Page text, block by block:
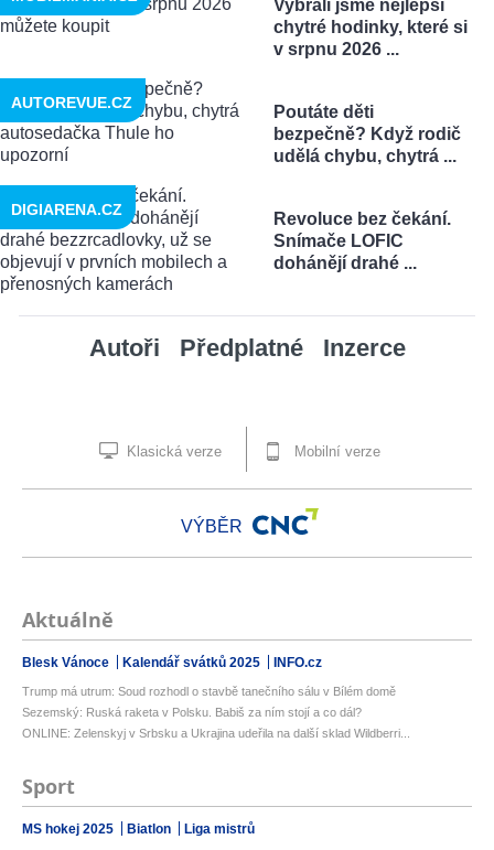
Vybrali jsme nejlepší
chytré hodinky, které si
v srpnu 2026 ...
Poutáte děti
bezpečně? Když rodič
udělá chybu, chytrá ...
AUTOREVUE.CZ
Revoluce bez čekání.
Snímače LOFIC
dohánějí drahé ...
DIGIARENA.CZ
Autoři Předplatné Inzerce
Klasická verze Mobilní verze
VÝBĚR
Aktuálně
Blesk Vánoce Kalendář svátků 2025 INFO.cz
Trump má utrum: Soud rozhodl o stavbě tanečního sálu v Bílém domě
Sezemský: Ruská raketa v Polsku. Babiš za ním stojí a co dál?
ONLINE: Zelenskyj v Srbsku a Ukrajina udeřila na další sklad Wildberri...
Sport
MS hokej 2025 Biatlon Liga mistrů